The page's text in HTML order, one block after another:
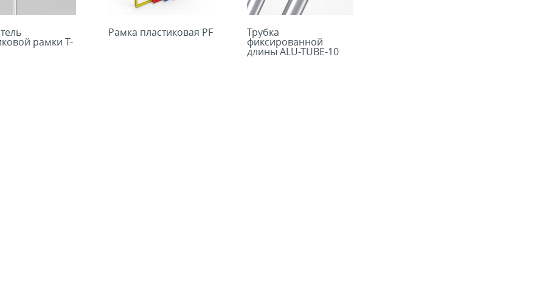
рамки T-
Рамка пластиковая PF Трубка
фиксированной
длины ALU-TUBE-10